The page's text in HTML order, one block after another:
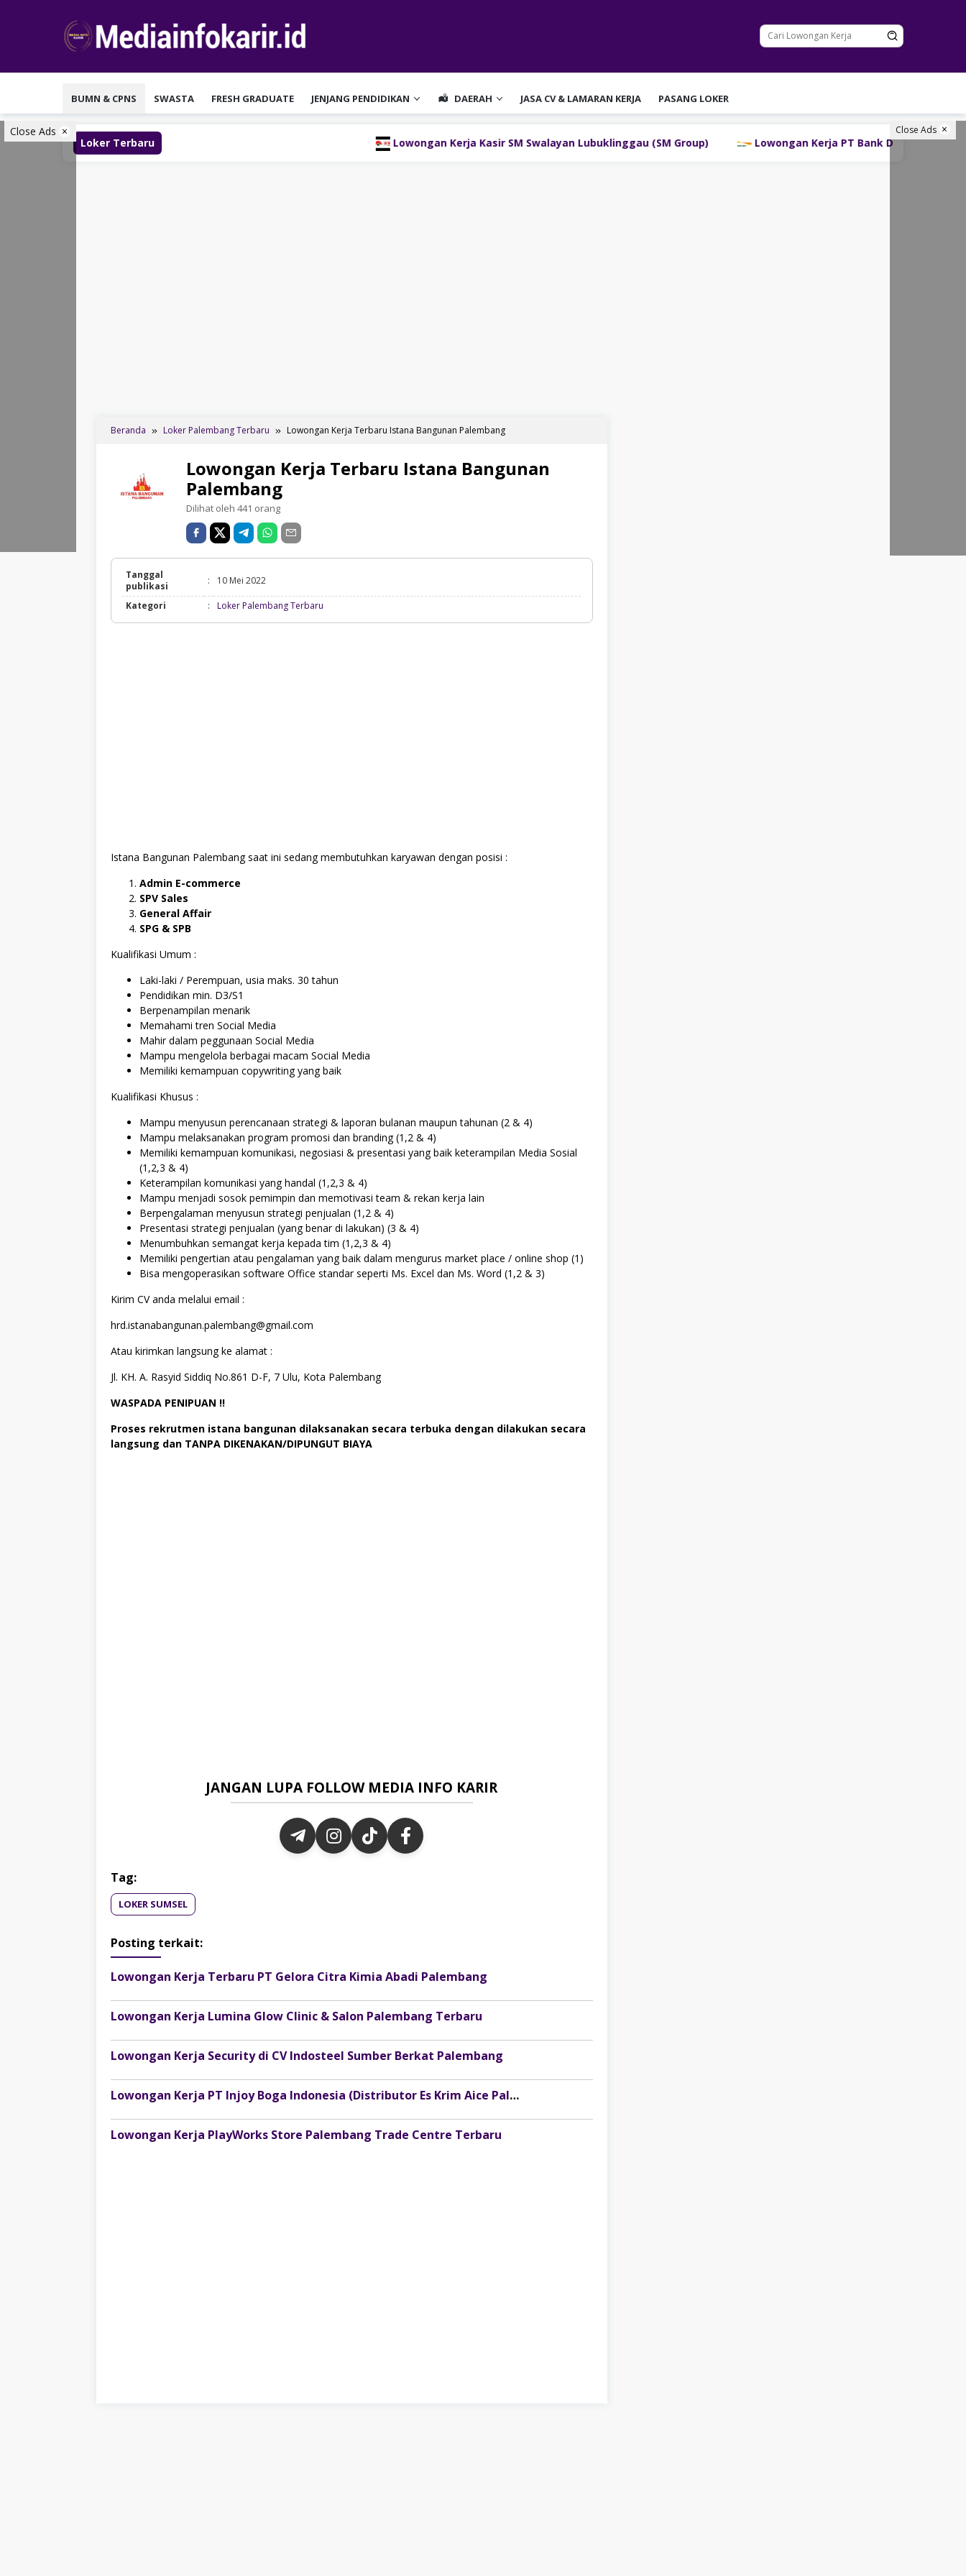
BUMN & CPNS SWASTA FRESH GRADUATE JENJANG PENDIDIKAN DAERAH JASA CV & LAMARAN KERJA PASANG LOKER
Close Ads Close Ads
Loker Terbaru Lowongan Kerja Kasir SM Swalayan Lubuklinggau (SM Group) Lowongan Kerja PT Bank Danamon Indonesia Tbk
Beranda Loker Palembang Terbaru Lowongan Kerja Terbaru Istana Bangunan Palembang
Lowongan Kerja Terbaru Istana Bangunan
Palembang
Dilihat oleh 441 orang
Tanggal
publikasi
: 10 Mei 2022
Kategori : Loker Palembang Terbaru
Istana Bangunan Palembang saat ini sedang membutuhkan karyawan dengan posisi :
Admin E-commerce
SPV Sales
General Affair
SPG & SPB
Kualifikasi Umum :
Laki-laki / Perempuan, usia maks. 30 tahun
Pendidikan min. D3/S1
Berpenampilan menarik
Memahami tren Social Media
Mahir dalam peggunaan Social Media
Mampu mengelola berbagai macam Social Media
Memiliki kemampuan copywriting yang baik
Kualifikasi Khusus :
Mampu menyusun perencanaan strategi & laporan bulanan maupun tahunan (2 & 4)
Mampu melaksanakan program promosi dan branding (1,2 & 4)
Memiliki kemampuan komunikasi, negosiasi & presentasi yang baik keterampilan Media Sosial
(1,2,3 & 4)
Keterampilan komunikasi yang handal (1,2,3 & 4)
Mampu menjadi sosok pemimpin dan memotivasi team & rekan kerja lain
Berpengalaman menyusun strategi penjualan (1,2 & 4)
Presentasi strategi penjualan (yang benar di lakukan) (3 & 4)
Menumbuhkan semangat kerja kepada tim (1,2,3 & 4)
Memiliki pengertian atau pengalaman yang baik dalam mengurus market place / online shop (1)
Bisa mengoperasikan software Office standar seperti Ms. Excel dan Ms. Word (1,2 & 3)
Kirim CV anda melalui email :
hrd.istanabangunan.palembang@gmail.com
Atau kirimkan langsung ke alamat :
Jl. KH. A. Rasyid Siddiq No.861 D-F, 7 Ulu, Kota Palembang
WASPADA PENIPUAN !!
Proses rekrutmen istana bangunan dilaksanakan secara terbuka dengan dilakukan secara
langsung dan TANPA DIKENAKAN/DIPUNGUT BIAYA
JANGAN LUPA FOLLOW MEDIA INFO KARIR
Tag:
LOKER SUMSEL
Posting terkait:
Lowongan Kerja Terbaru PT Gelora Citra Kimia Abadi Palembang
Lowongan Kerja Lumina Glow Clinic & Salon Palembang Terbaru
Lowongan Kerja Security di CV Indosteel Sumber Berkat Palembang
Lowongan Kerja PT Injoy Boga Indonesia (Distributor Es Krim Aice Palembang)
Lowongan Kerja PlayWorks Store Palembang Trade Centre Terbaru